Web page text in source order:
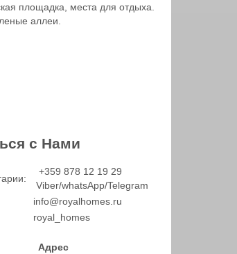
площадка, места для отдыха.
аллеи.
с Нами
+359 878 12 19 29
Viber/whatsApp/Telegram
info@royalhomes.ru
royal_homes
Адрес